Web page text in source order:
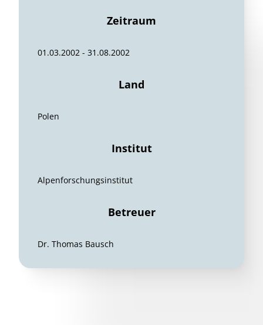
Zeitraum
01.03.2002 - 31.08.2002
Land
Polen
Institut
Alpenforschungsinstitut
Betreuer
Dr. Thomas Bausch